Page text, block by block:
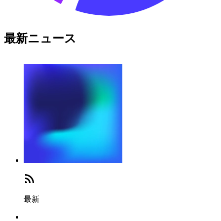
最新ニュース
最新